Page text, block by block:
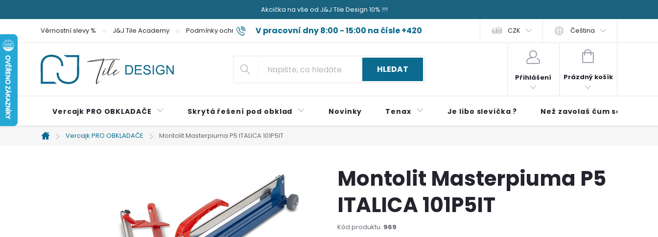
na
obsah
Akcička na vše od J&J Tile Design 10% !!!
V pracovní dny 8:00 - 15:00 na čísle +420
724 179 497
Věrnostní slevy % J&J Tile Academy Podmínky ochrany osobních údajů Blog jak sviňa nečum jak špok do nudli a čti Obchodní podmínky
CZK Čeština
HLEDAT
Přihlášení
NÁKUPNÍ KOŠÍK
Prázdný košík
Vercajk PRO OBKLADAČE Skrytá řešení pod obklad Novinky Tenax Je libo slevička ? Než zavolaš čum sem!!
Domů
Vercajk PRO OBKLADAČE Montolit Masterpiuma P5 ITALICA 101P5IT
Montolit Masterpiuma P5
ITALICA 101P5IT
Kód produktu: 969